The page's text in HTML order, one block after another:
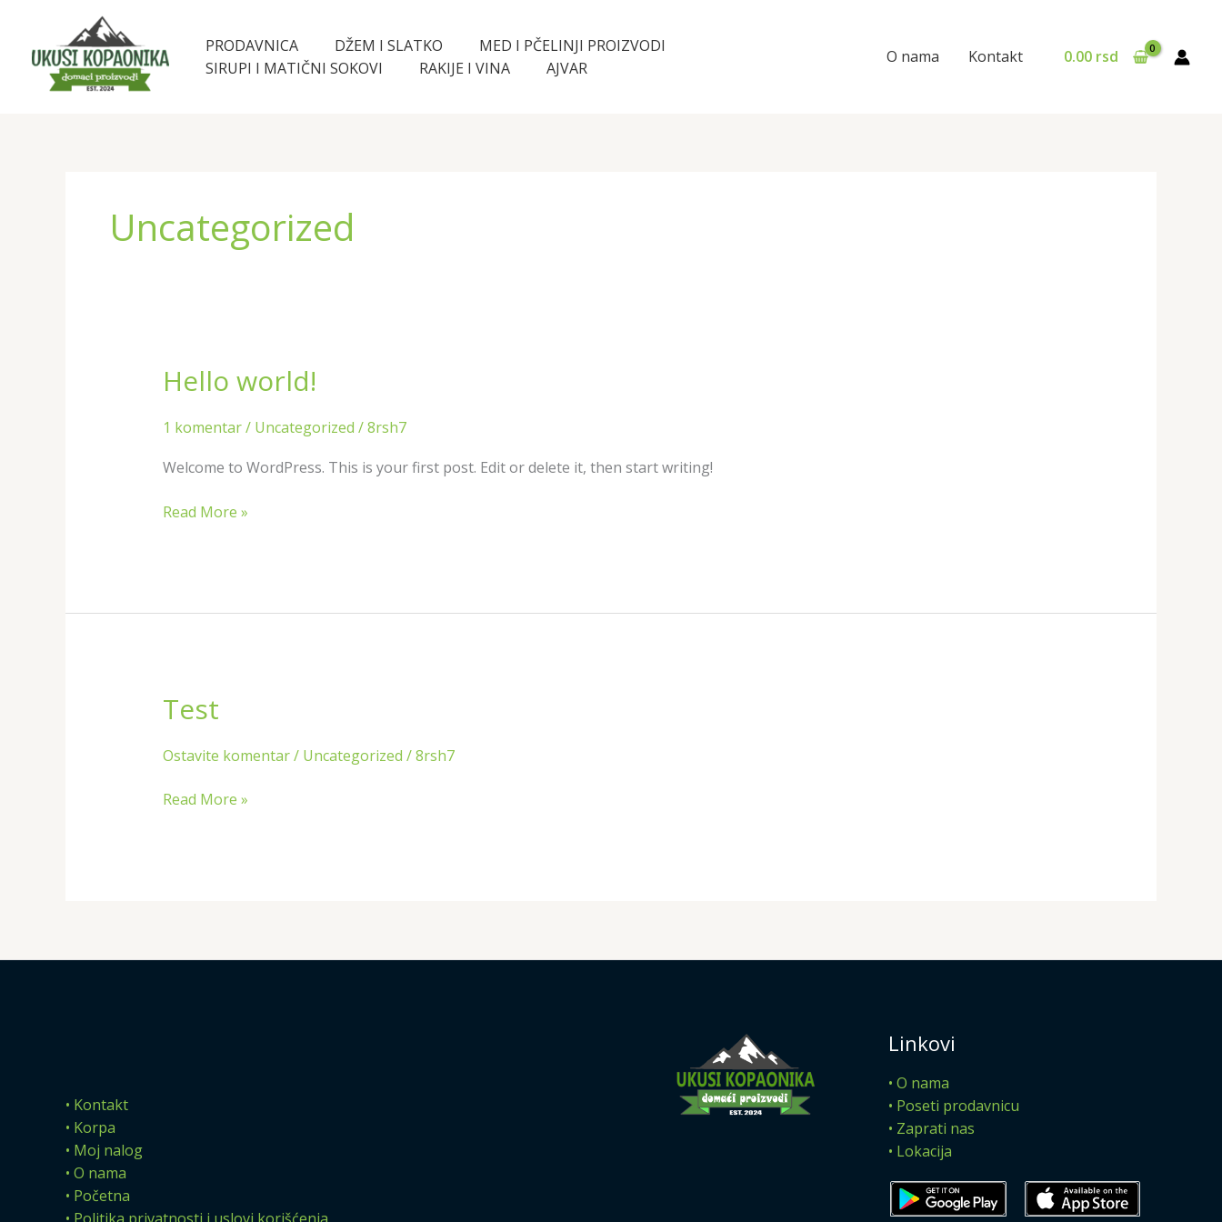
sadržaj
PRODAVNICA DŽEM I SLATKO
MED I PČELINJI PROIZVODI
SIRUPI I MATIČNI SOKOVI
RAKIJE I VINA AJVAR
O nama Kontakt 0.00 rsd
Uncategorized
Hello world!
1 komentar/ Uncategorized /8rsh7
Welcome to WordPress. This is your first post. Edit or delete it, then start writing!
Hello
world!
Read More »
Test
Ostavite komentar/ Uncategorized /8rsh7
Test
Read More »
• Kontakt
• Korpa
• Moj nalog
• O nama
• Početna
Linkovi
• O nama
• Poseti prodavnicu
• Zaprati nas
• Lokacija